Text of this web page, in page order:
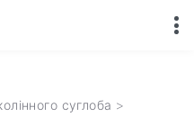
суглоба >